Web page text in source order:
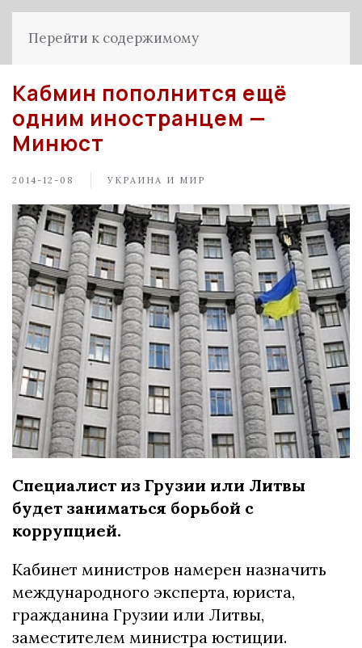
Перейти к содержимому
Кабмин пополнится ещё
одним иностранцем —
Минюст
2014-12-08 УКРАИНА И МИР
Специалист из Грузии или Литвы
будет заниматься борьбой с
коррупцией.
Кабинет министров намерен назначить
международного эксперта, юриста,
гражданина Грузии или Литвы,
заместителем министра юстиции.